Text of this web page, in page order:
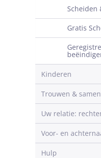
Scheiden
Gratis
Kinderen
Trouwen &
Uw relatie:
Voor- en
Hulp